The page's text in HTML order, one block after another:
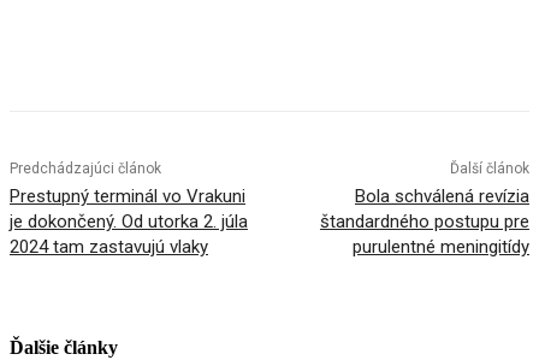
Predchádzajúci článok
Prestupný terminál vo Vrakuni
je dokončený. Od utorka 2. júla
2024 tam zastavujú vlaky
Ďalší článok
Bola schválená revízia
štandardného postupu pre
purulentné meningitídy
Ďalšie články